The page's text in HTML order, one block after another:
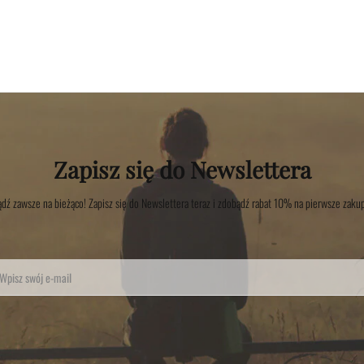
Zapisz się do Newslettera
zawsze na bieżąco! Zapisz się do Newslettera teraz i zdobądź rabat 10% na pierwsze